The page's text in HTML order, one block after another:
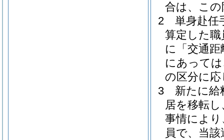
合は、こ
2
単身赴任
算定した
に「交通
にあって
の区分に
3
新たに給
居を移転
事情によ
員で、当